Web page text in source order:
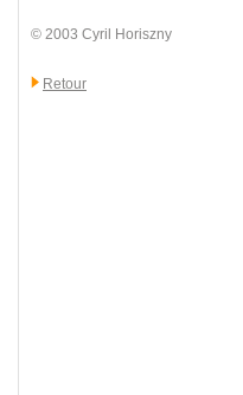
© 2003 Cyril Horiszny
Retour